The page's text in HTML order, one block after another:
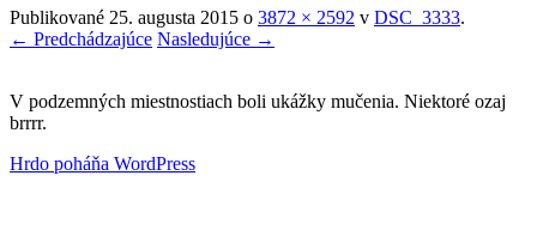
Publikované 25. augusta 2015 o 3872 × 2592 v DSC_3333.
← Predchádzajúce Nasledujúce →
V podzemných miestnostiach boli ukážky mučenia. Niektoré ozaj
brrrr.
Hrdo poháňa WordPress